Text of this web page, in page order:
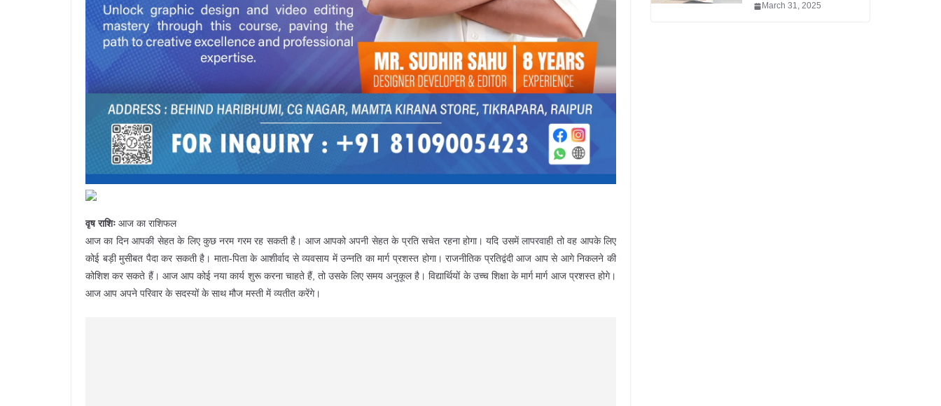
वृष राशिः आज का राशिफल
आज का दिन आपकी सेहत के लिए कुछ नरम गरम रह सकती है। आज आपको अपनी सेहत के प्रति सचेत रहना होगा। यदि उसमें लापरवाही तो वह आपके लिए
कोई बड़ी मुसीबत पैदा कर सकती है। माता-पिता के आशीर्वाद से व्यवसाय में उन्नति का मार्ग प्रशस्त होगा। राजनीतिक प्रतिद्वंदी आज आप से आगे निकलने की
कोशिश कर सकते हैं। आज आप कोई नया कार्य शुरू करना चाहते हैं, तो उसके लिए समय अनुकूल है। विद्यार्थियों के उच्च शिक्षा के मार्ग मार्ग आज प्रशस्त होगे।
आज आप अपने परिवार के सदस्यों के साथ मौज मस्ती में व्यतीत करेंगे।
March 31, 2025